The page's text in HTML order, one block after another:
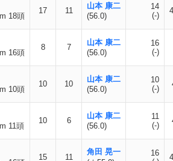
18頭
17 11
山本 康二
(56.0)
14
(-)
16頭
8 7
山本 康二
(56.0)
16
(-)
10頭
10 10
山本 康二
(56.0)
10
(-)
11頭
10 6
山本 康二
(56.0)
11
(-)
15 11
角田 晃一
16